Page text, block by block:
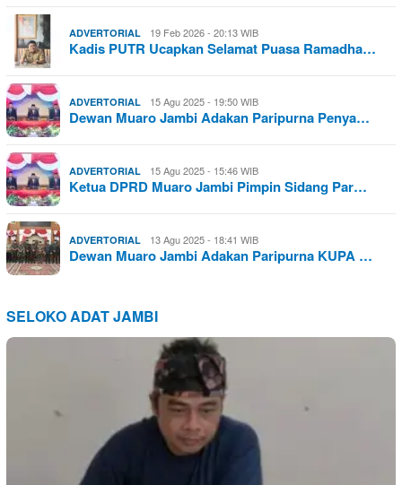
ADVERTORIAL 19 Feb 2026 - 20:13 WIB
Kadis PUTR Ucapkan Selamat Puasa Ramadha…
ADVERTORIAL 15 Agu 2025 - 19:50 WIB
Dewan Muaro Jambi Adakan Paripurna Penya…
ADVERTORIAL 15 Agu 2025 - 15:46 WIB
Ketua DPRD Muaro Jambi Pimpin Sidang Par…
ADVERTORIAL 13 Agu 2025 - 18:41 WIB
Dewan Muaro Jambi Adakan Paripurna KUPA …
SELOKO ADAT JAMBI